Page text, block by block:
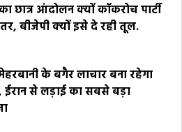
छात्र आंदोलन क्यों कॉकरोच पार्टी
बीजेपी क्यों इसे दे रही तूल.
के बगैर लाचार बना रहेगा
ईरान से लड़ाई का सबसे बड़ा